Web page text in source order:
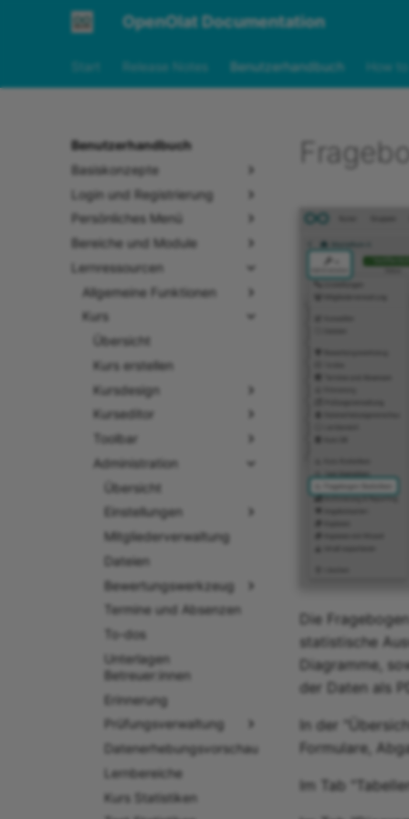
OpenOlat Documentation
Start Release Notes Benutzerhandbuch How to
Benutzerhandbuch
Basiskonzepte
Login und Registrierung
Persönliches Menü
Bereiche und Module
Lernressourcen
Allgemeine Funktionen
Kurs
Übersicht
Kurs erstellen
Kursdesign
Kurseditor
Toolbar
Administration
Übersicht
Einstellungen
Mitgliederverwaltung
Dateien
Bewertungswerkzeug
Termine und Absenzen
To-dos
Unterlagen
Betreuer:innen
Erinnerung
Prüfungsverwaltung
Datenerhebungsvorschau
Lernbereiche
Kurs Statistiken
Die
statistische
Diagramme,
der Daten als
In der
Formulare,
Im Tab